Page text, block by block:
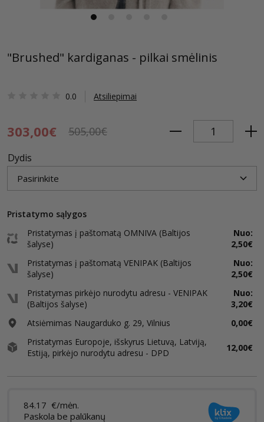
"Brushed" kardiganas - pilkai smėlinis
0.0 Atsiliepimai
303,00€ 505,00€
Dydis
Pristatymo sąlygos
Pristatymas į paštomatą OMNIVA (Baltijos
šalyse)
Nuo:
2,50€
Pristatymas į paštomatą VENIPAK (Baltijos
šalyse)
Nuo:
2,50€
Pristatymas pirkėjo nurodytu adresu - VENIPAK
(Baltijos šalyse)
Nuo:
3,20€
Atsiėmimas Naugarduko g. 29, Vilnius
0,00€
Pristatymas Europoje, išskyrus Lietuvą, Latviją,
Estiją, pirkėjo nurodytu adresu - DPD
12,00€